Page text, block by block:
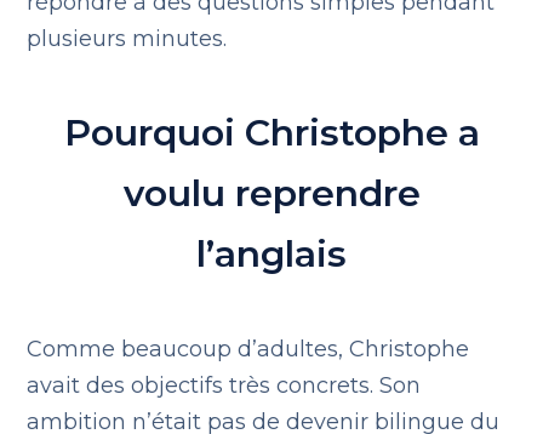
plusieurs minutes.
Pourquoi Christophe a
voulu reprendre
l’anglais
Comme beaucoup d’adultes, Christophe
avait des objectifs très concrets. Son
ambition n’était pas de devenir bilingue du